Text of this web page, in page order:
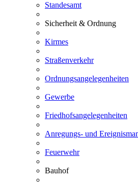
Standesamt
Sicherheit & Ordnung
Kirmes
Straßenverkehr
Ordnungsangelegenheiten
Gewerbe
Friedhofsangelegenheiten
Anregungs- und
Feuerwehr
Bauhof